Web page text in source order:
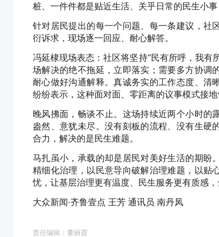
桩、一件件都是贴近生活、关乎日常的民生小
针对居民提出的每一个问题、每一条建议，社
衍诉求，现场逐一回应、耐心解答。
冯延棣现场表态：社区将坚持“民有所呼，我
场解决的绝不拖延，立即落实；需要多方协调
耐心做好沟通解释。真诚务实的工作态度、清
纷纷表示，这种面对面、零距离的议事模式接
晚风拂面，畅谈不止。这场持续近两个小时的
盎然、意犹未尽。没有刻板的流程、没有生硬
合力，解决的是民生难题。
马扎虽小，承载的却是居民对美好生活的期盼
精细化治理，以民意导向破解治理难题，以贴
忧，让基层治理更有温度、民生服务更有质感
大众新闻·齐鲁壹点 王芳 通讯员 南丹凤
责任编辑：董丽霞